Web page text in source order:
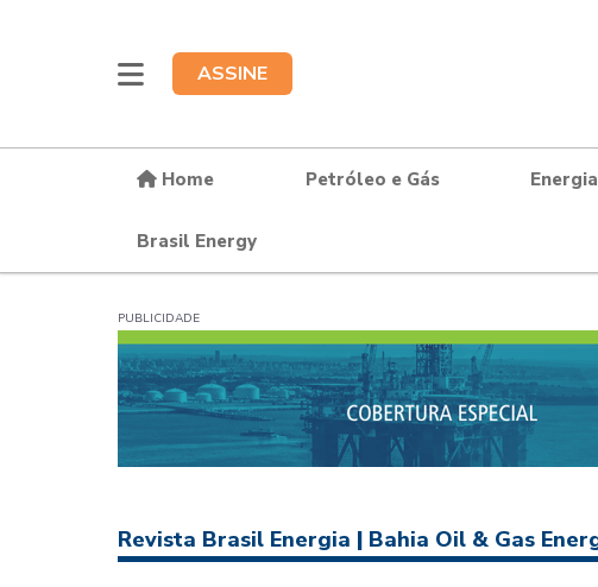
ASSINE
Home Petróleo e Gás Energia
Brasil Energy
PUBLICIDADE
Revista Brasil Energia | Bahia Oil & Gas